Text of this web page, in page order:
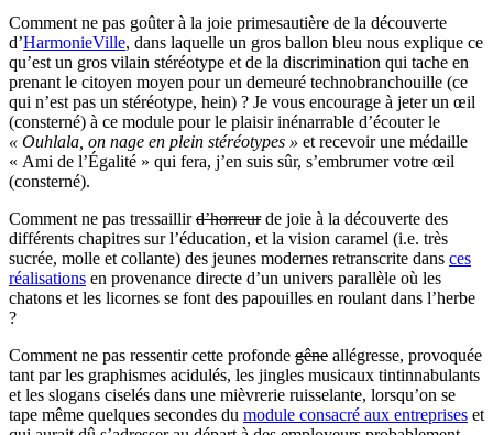
Comment ne pas goûter à la joie primesautière de la découverte
d’HarmonieVille, dans laquelle un gros ballon bleu nous explique ce
qu’est un gros vilain stéréotype et de la discrimination qui tache en
prenant le citoyen moyen pour un demeuré technobranchouille (ce
qui n’est pas un stéréotype, hein) ? Je vous encourage à jeter un œil
(consterné) à ce module pour le plaisir inénarrable d’écouter le
« Ouhlala, on nage en plein stéréotypes » et recevoir une médaille
« Ami de l’Égalité » qui fera, j’en suis sûr, s’embrumer votre œil
(consterné).
Comment ne pas tressaillird’horreurde joie à la découverte des
différents chapitres sur l’éducation, et la vision caramel (i.e. très
sucrée, molle et collante) des jeunes modernes retranscrite dans ces
réalisations en provenance directe d’un univers parallèle où les
chatons et les licornes se font des papouilles en roulant dans l’herbe
?
Comment ne pas ressentir cette profonde gêne allégresse, provoquée
tant par les graphismes acidulés, les jingles musicaux tintinnabulants
et les slogans ciselés dans une mièvrerie ruisselante, lorsqu’on se
tape même quelques secondes du module consacré aux entreprises et